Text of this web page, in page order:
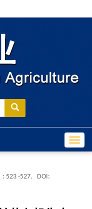
: 523 -527.
DOI: